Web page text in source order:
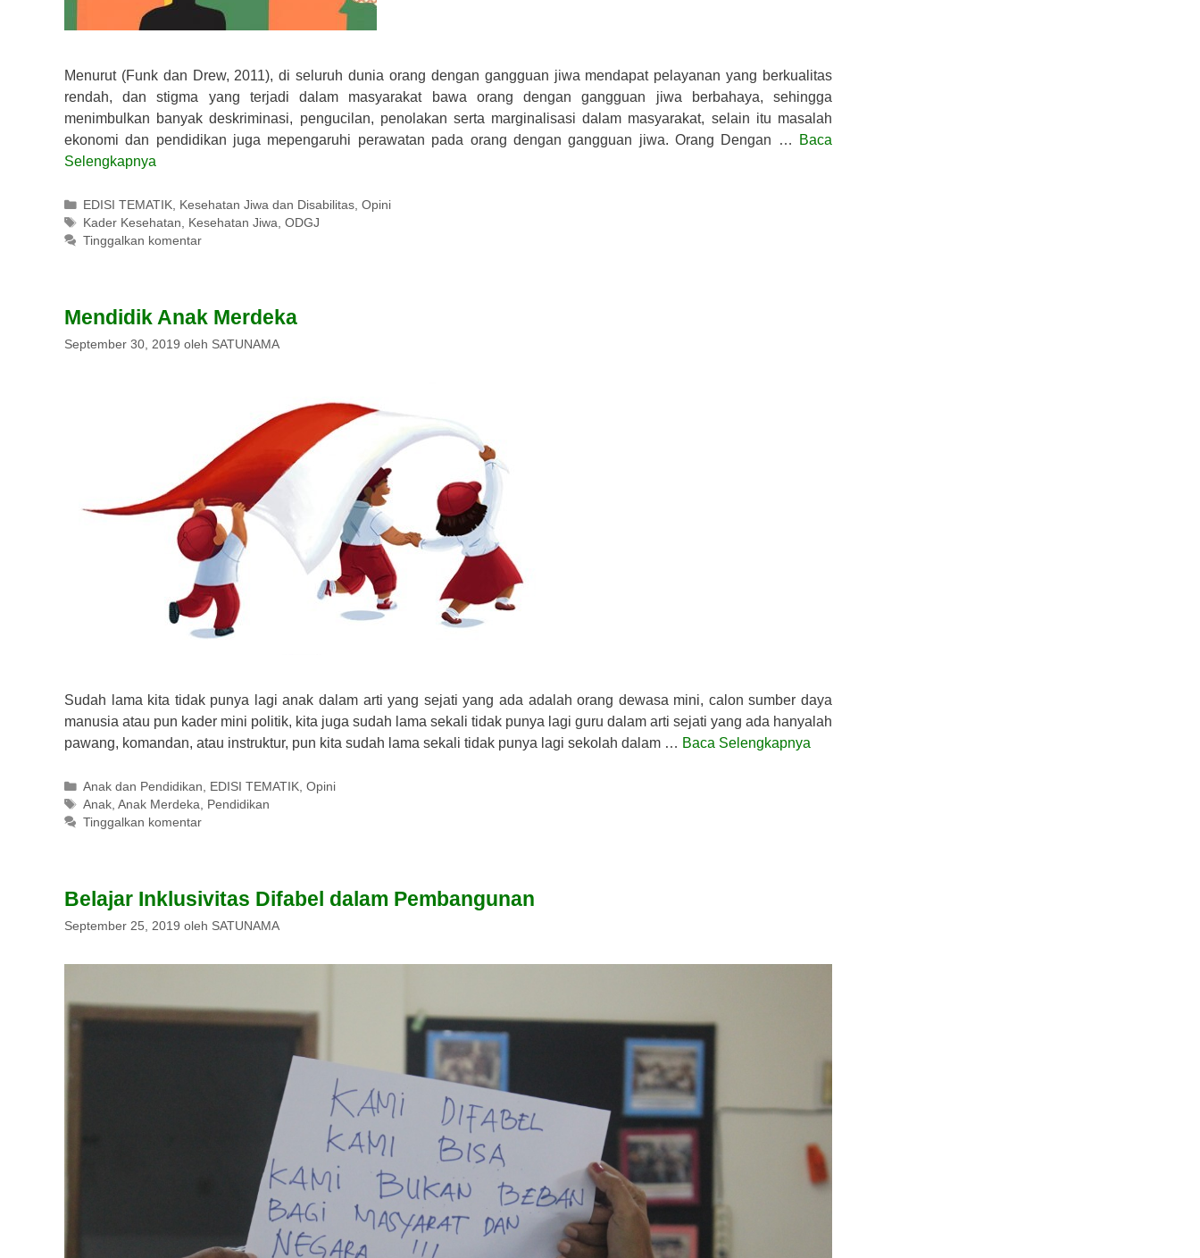
Menurut (Funk dan Drew, 2011), di seluruh dunia orang dengan gangguan jiwa mendapat pelayanan yang berkualitas
rendah, dan stigma yang terjadi dalam masyarakat bawa orang dengan gangguan jiwa berbahaya, sehingga
menimbulkan banyak deskriminasi, pengucilan, penolakan serta marginalisasi dalam masyarakat, selain itu masalah
ekonomi dan pendidikan juga mepengaruhi perawatan pada orang dengan gangguan jiwa. Orang Dengan …
Baca
Selengkapnya
Kategori
EDISI TEMATIK, Kesehatan Jiwa dan Disabilitas,Opini
Tag
Kader Kesehatan, Kesehatan Jiwa,ODGJ
Tinggalkan komentar
Mendidik Anak Merdeka
September 30, 2019 oleh SATUNAMA
Sudah lama kita tidak punya lagi anak dalam arti yang sejati yang ada adalah orang dewasa mini, calon sumber daya
manusia atau pun kader mini politik, kita juga sudah lama sekali tidak punya lagi guru dalam arti sejati yang ada hanyalah
pawang, komandan, atau instruktur, pun kita sudah lama sekali tidak punya lagi sekolah dalam … Baca Selengkapnya
Kategori
Anak dan Pendidikan, EDISI TEMATIK,Opini
Tag
Anak,Anak Merdeka, Pendidikan
Tinggalkan komentar
Belajar Inklusivitas Difabel dalam Pembangunan
September 25, 2019 oleh SATUNAMA